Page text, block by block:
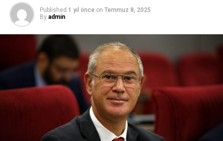
Published 1 yıl önce on Temmuz 8, 2025
By admin